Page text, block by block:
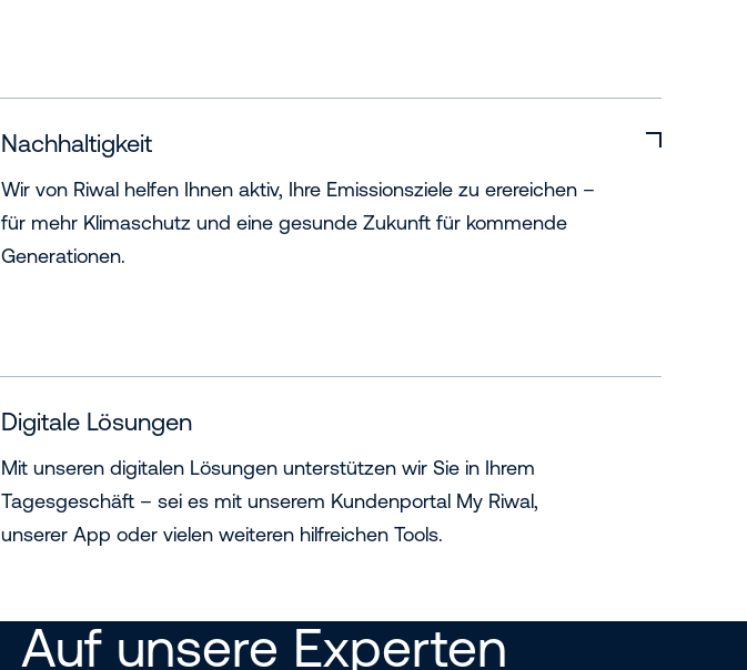
Nachhaltigkeit
Wir von Riwal helfen Ihnen aktiv, Ihre Emissionsziele zu erereichen –
für mehr Klimaschutz und eine gesunde Zukunft für kommende
Generationen.
Digitale Lösungen
Mit unseren digitalen Lösungen unterstützen wir Sie in Ihrem
Tagesgeschäft – sei es mit unserem Kundenportal My Riwal,
unserer App oder vielen weiteren hilfreichen Tools.
Auf unsere Experten